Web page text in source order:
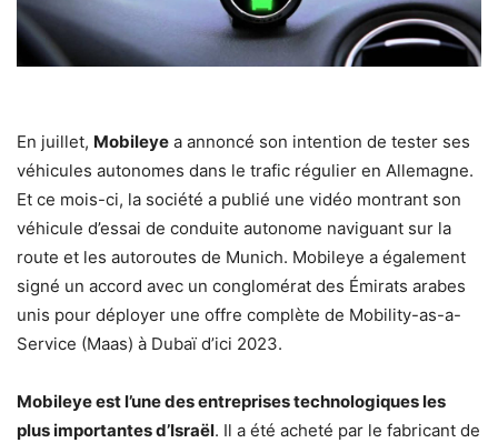
En juillet, Mobileye a annoncé son intention de tester ses
véhicules autonomes dans le trafic régulier en Allemagne.
Et ce mois-ci, la société a publié une vidéo montrant son
véhicule d’essai de conduite autonome naviguant sur la
route et les autoroutes de Munich. Mobileye a également
signé un accord avec un conglomérat des Émirats arabes
unis pour déployer une offre complète de Mobility-as-a-
Service (Maas) à Dubaï d’ici 2023.
Mobileye est l’une des entreprises technologiques les
plus importantes d’Israël. Il a été acheté par le fabricant de